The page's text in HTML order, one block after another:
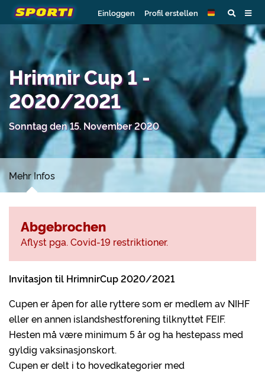
Einloggen Profil erstellen
Hrimnir Cup 1 -
2020/2021
Sonntag den 15. November 2020
Mehr Infos
Invitasjon til HrimnirCup 2020/2021
Cupen er åpen for alle ryttere som er medlem av NIHF
eller en annen islandshestforening tilknyttet FEIF.
Hesten må være minimum 5 år og ha hestepass med
gyldig vaksinasjonskort.
Cupen er delt i to hovedkategorier med
Abgebrochen
Aflyst pga. Covid-19 restriktioner.